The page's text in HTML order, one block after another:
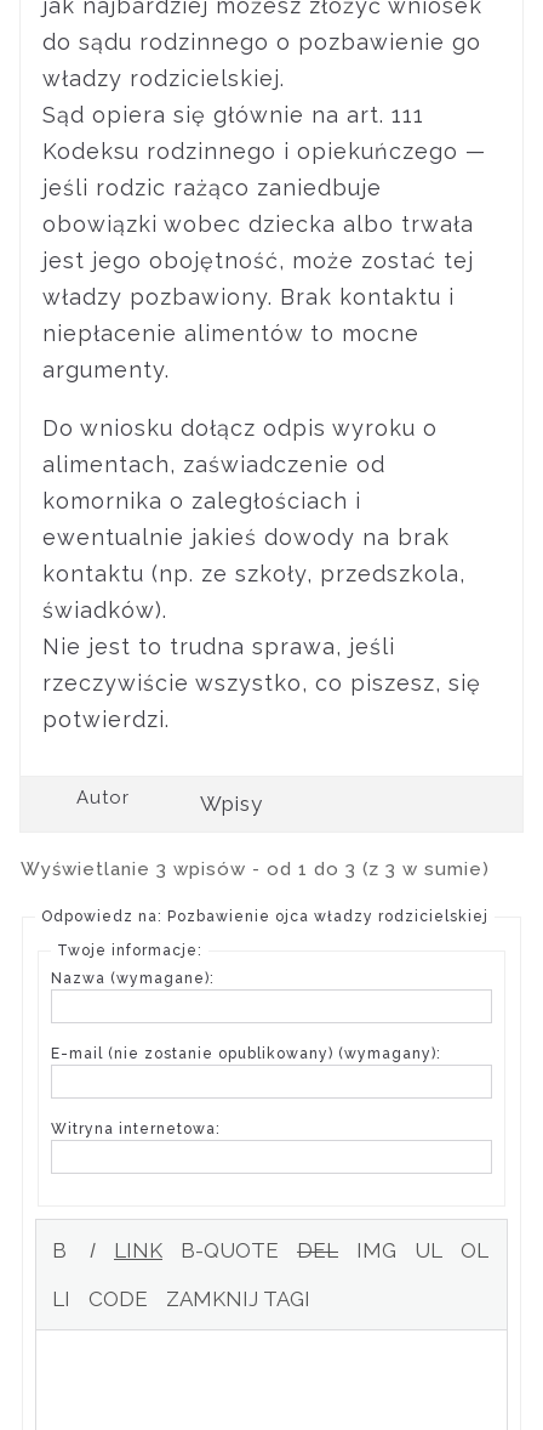
jak najbardziej możesz złożyć wniosek
do sądu rodzinnego o pozbawienie go
władzy rodzicielskiej.
Sąd opiera się głównie na art. 111
Kodeksu rodzinnego i opiekuńczego —
jeśli rodzic rażąco zaniedbuje
obowiązki wobec dziecka albo trwała
jest jego obojętność, może zostać tej
władzy pozbawiony. Brak kontaktu i
niepłacenie alimentów to mocne
argumenty.
Do wniosku dołącz odpis wyroku o
alimentach, zaświadczenie od
komornika o zaległościach i
ewentualnie jakieś dowody na brak
kontaktu (np. ze szkoły, przedszkola,
świadków).
Nie jest to trudna sprawa, jeśli
rzeczywiście wszystko, co piszesz, się
potwierdzi.
Autor Wpisy
Wyświetlanie 3 wpisów - od 1 do 3 (z 3 w sumie)
Odpowiedz na: Pozbawienie ojca władzy rodzicielskiej
Twoje informacje:
Nazwa (wymagane):
E-mail (nie zostanie opublikowany) (wymagany):
Witryna internetowa: